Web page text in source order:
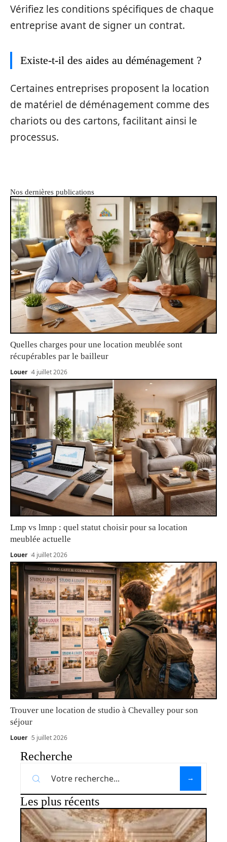
Vérifiez les conditions spécifiques de chaque
entreprise avant de signer un contrat.
Existe-t-il des aides au déménagement ?
Certaines entreprises proposent la location
de matériel de déménagement comme des
chariots ou des cartons, facilitant ainsi le
processus.
Nos dernières publications
Quelles charges pour une location meublée sont
récupérables par le bailleur
Louer 4 juillet 2026
Lmp vs lmnp : quel statut choisir pour sa location
meublée actuelle
Louer 4 juillet 2026
Trouver une location de studio à Chevalley pour son
séjour
Louer 5 juillet 2026
Recherche
Les plus récents